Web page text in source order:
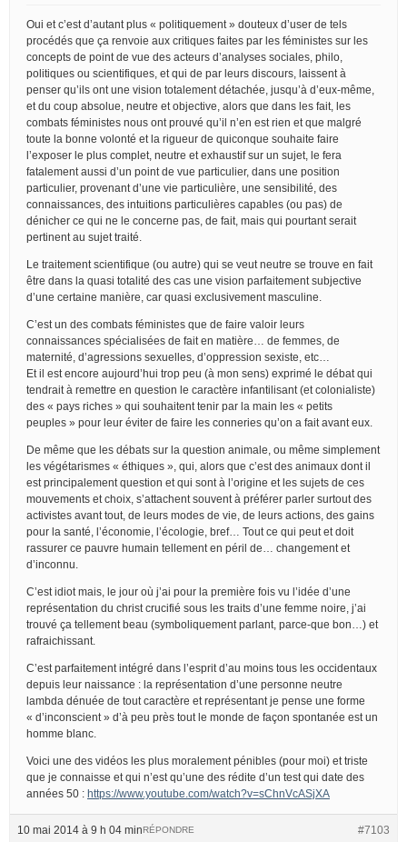
Oui et c’est d’autant plus « politiquement » douteux d’user de tels
procédés que ça renvoie aux critiques faites par les féministes sur les
concepts de point de vue des acteurs d’analyses sociales, philo,
politiques ou scientifiques, et qui de par leurs discours, laissent à
penser qu’ils ont une vision totalement détachée, jusqu’à d’eux-même,
et du coup absolue, neutre et objective, alors que dans les fait, les
combats féministes nous ont prouvé qu’il n’en est rien et que malgré
toute la bonne volonté et la rigueur de quiconque souhaite faire
l’exposer le plus complet, neutre et exhaustif sur un sujet, le fera
fatalement aussi d’un point de vue particulier, dans une position
particulier, provenant d’une vie particulière, une sensibilité, des
connaissances, des intuitions particulières capables (ou pas) de
dénicher ce qui ne le concerne pas, de fait, mais qui pourtant serait
pertinent au sujet traité.
Le traitement scientifique (ou autre) qui se veut neutre se trouve en fait
être dans la quasi totalité des cas une vision parfaitement subjective
d’une certaine manière, car quasi exclusivement masculine.
C’est un des combats féministes que de faire valoir leurs
connaissances spécialisées de fait en matière… de femmes, de
maternité, d’agressions sexuelles, d’oppression sexiste, etc…
Et il est encore aujourd’hui trop peu (à mon sens) exprimé le débat qui
tendrait à remettre en question le caractère infantilisant (et colonialiste)
des « pays riches » qui souhaitent tenir par la main les « petits
peuples » pour leur éviter de faire les conneries qu’on a fait avant eux.
De même que les débats sur la question animale, ou même simplement
les végétarismes « éthiques », qui, alors que c’est des animaux dont il
est principalement question et qui sont à l’origine et les sujets de ces
mouvements et choix, s’attachent souvent à préférer parler surtout des
activistes avant tout, de leurs modes de vie, de leurs actions, des gains
pour la santé, l’économie, l’écologie, bref… Tout ce qui peut et doit
rassurer ce pauvre humain tellement en péril de… changement et
d’inconnu.
C’est idiot mais, le jour où j’ai pour la première fois vu l’idée d’une
représentation du christ crucifié sous les traits d’une femme noire, j’ai
trouvé ça tellement beau (symboliquement parlant, parce-que bon…) et
rafraichissant.
C’est parfaitement intégré dans l’esprit d’au moins tous les occidentaux
depuis leur naissance : la représentation d’une personne neutre
lambda dénuée de tout caractère et représentant je pense une forme
« d’inconscient » d’à peu près tout le monde de façon spontanée est un
homme blanc.
Voici une des vidéos les plus moralement pénibles (pour moi) et triste
que je connaisse et qui n’est qu’une des rédite d’un test qui date des
années 50 : https://www.youtube.com/watch?v=sChnVcASjXA
10 mai 2014 à 9 h 04 min #7103
RÉPONDRE